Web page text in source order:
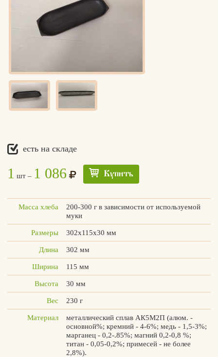
Вконтакте
есть на складе
1 шт – 1 086 Купить
Масса хлеба
200-300 г в зависимости от используемой
муки
Размеры 302х115х30 мм
Длина 302 мм
Ширина 115 мм
Высота 30 мм
Вес 230 г
Материал
металлический сплав АК5М2П (алюм. -
основной%; кремний - 4-6%; медь - 1,5-3%;
марганец - 0,2-.85%; магний 0,2-0,8 %;
титан - 0,05-0,2%; примесей - не более
2,8%).